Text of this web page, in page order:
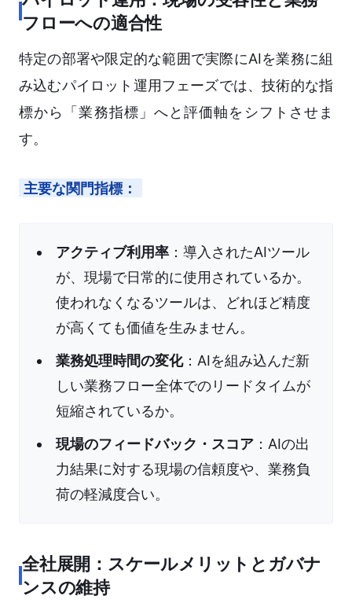
フローへの適合性
特定の部署や限定的な範囲で実際にAIを業務に組
み込むパイロット運用フェーズでは、技術的な指
標から「業務指標」へと評価軸をシフトさせま
す。
主要な関門指標：
アクティブ利用率 ：導入されたAIツール
が、現場で日常的に使用されているか。
使われなくなるツールは、どれほど精度
が高くても価値を生みません。
業務処理時間の変化：AIを組み込んだ新
しい業務フロー全体でのリードタイムが
短縮されているか。
現場のフィードバック・スコア ：AIの出
力結果に対する現場の信頼度や、業務負
荷の軽減度合い。
全社展開：スケールメリットとガバナ
ンスの維持